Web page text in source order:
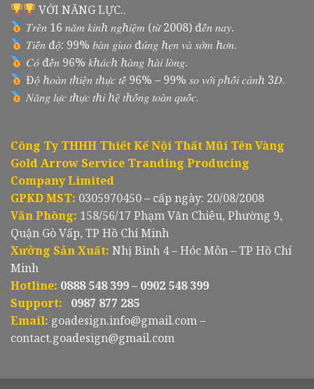
VỚI NĂNG LỰC..
𝑇𝑟𝑒̂𝑛 16 𝑛𝑎̆𝑚 𝑘𝑖𝑛ℎ 𝑛𝑔ℎ𝑖𝑒̣̂𝑚 (𝑡𝑢̛̀ 2008) đ𝑒̂́𝑛 𝑛𝑎𝑦.
𝑇𝑖𝑒̂́𝑛 đ𝑜̣̂: 99% 𝑏𝑎̀𝑛 𝑔𝑖𝑎𝑜 đ𝑢́𝑛𝑔 ℎ𝑒̣𝑛 𝑣𝑎̀ 𝑠𝑜̛́𝑚 ℎ𝑜̛𝑛.
𝐶𝑜́ đ𝑒̂́𝑛 96% 𝑘ℎ𝑎́𝑐ℎ ℎ𝑎̀𝑛𝑔 ℎ𝑎̀𝑖 𝑙𝑜̀𝑛𝑔.
Đ𝑜̣̂ ℎ𝑜𝑎̀𝑛 𝑡ℎ𝑖𝑒̣̂𝑛 𝑡ℎ𝑢̛̣𝑐 𝑡𝑒̂́ 96% – 99% 𝑠𝑜 𝑣𝑜̛́𝑖 𝑝ℎ𝑜̂́𝑖 𝑐𝑎̉𝑛ℎ 3𝐷.
𝑁𝑎̆𝑛𝑔 𝑙𝑢̛̣𝑐 𝑡ℎ𝑢̛̣𝑐 𝑡ℎ𝑖 ℎ𝑒̣̂ 𝑡ℎ𝑜̂́𝑛𝑔 𝑡𝑜𝑎̀𝑛 𝑞𝑢𝑜̂́𝑐.
Công Ty THHH Thiết Kế Nội Thất Mũi Tên Vàng
Gold Arrow Service Tranding Producing
Company Limited
GPKD MST: 0305970450 – cấp ngày: 20/08/2008
Văn Phòng: 158/56/17 Phạm Văn Chiêu, Phường 9,
Quận Gò Vấp, TP Hồ Chí Minh
Xưởng Sản Xuất: Nhị Bình 4 – Hóc Môn – TP Hồ Chí
Minh
Hotline: 0888 548 399 – 0902 548 399
Support:
0987 877 285
Email: goadesign.info@gmail.com –
contact.goadesign@gmail.com